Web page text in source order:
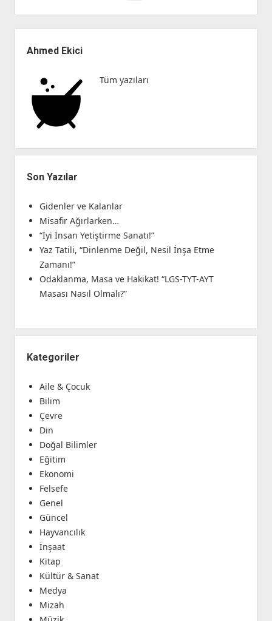
“biz”
Menü
Ahmed Ekici
Tüm yazıları
Son Yazılar
Gidenler ve Kalanlar
Misafir Ağırlarken…
“İyi İnsan Yetiştirme Sanatı!”
Yaz Tatili, “Dinlenme Değil, Nesil İnşa Etme
Zamanı!”
Odaklanma, Masa ve Hakikat! “LGS-TYT-AYT
Masası Nasıl Olmalı?”
Kategoriler
Aile & Çocuk
Bilim
Çevre
Din
Doğal Bilimler
Eğitim
Ekonomi
Felsefe
Genel
Güncel
Hayvancılık
İnşaat
Kitap
Kültür & Sanat
Medya
Mizah